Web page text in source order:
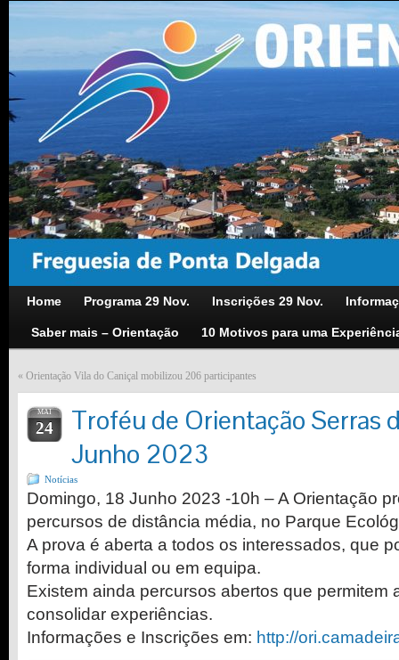
Home Programa 29 Nov. Inscrições 29 Nov.
Saber mais – Orientação 10 Motivos para uma
« Orientação Vila do Caniçal mobilizou 206 participantes
MAI
24
Troféu de Orientação Serras
Junho 2023
Notícias
Domingo, 18 Junho 2023 -10h – A Orientação
percursos de distância média, no Parque
A prova é aberta a todos os interessados, que
forma individual ou em equipa.
Existem ainda percursos abertos que permitem
consolidar experiências.
Informações e Inscrições em: http://